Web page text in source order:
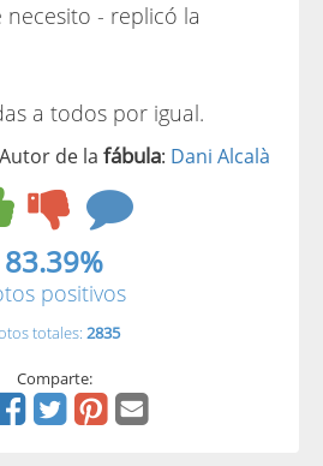
- replicó la
a todos por igual.
Autor de la fábula: Dani Alcalà
83.39%
positivos
totales: 2835
Comparte: